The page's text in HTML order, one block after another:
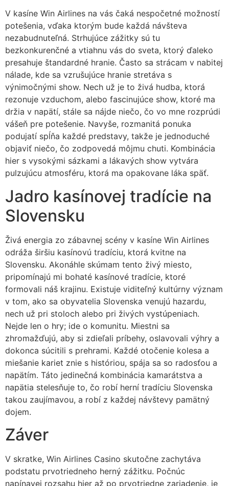
V kasíne Win Airlines na vás čaká nespočetné možností
potešenia, vďaka ktorým bude každá návšteva
nezabudnuteľná. Strhujúce zážitky sú tu
bezkonkurenčné a vtiahnu vás do sveta, ktorý ďaleko
presahuje štandardné hranie. Často sa strácam v nabitej
nálade, kde sa vzrušujúce hranie stretáva s
výnimočnými show. Nech už je to živá hudba, ktorá
rezonuje vzduchom, alebo fascinujúce show, ktoré ma
držia v napätí, stále sa nájde niečo, čo vo mne rozprúdi
vášeň pre potešenie. Navyše, rozmanitá ponuka
podujatí spĺňa každé predstavy, takže je jednoduché
objaviť niečo, čo zodpovedá môjmu chuti. Kombinácia
hier s vysokými sázkami a lákavých show vytvára
pulzujúcu atmosféru, ktorá ma opakovane láka späť.
Jadro kasínovej tradície na
Slovensku
Živá energia zo zábavnej scény v kasíne Win Airlines
odráža širšiu kasínovú tradíciu, ktorá kvitne na
Slovensku. Akonáhle skúmam tento živý miesto,
pripomínajú mi bohaté kasínové tradície, ktoré
formovali náš krajinu. Existuje viditeľný kultúrny význam
v tom, ako sa obyvatelia Slovenska venujú hazardu,
nech už pri stoloch alebo pri živých vystúpeniach.
Nejde len o hry; ide o komunitu. Miestni sa
zhromažďujú, aby si zdieľali príbehy, oslavovali výhry a
dokonca súcitili s prehrami. Každé otočenie kolesa a
miešanie kariet znie s históriou, spája sa so radosťou a
napätím. Táto jedinečná kombinácia kamarátstva a
napätia stelesňuje to, čo robí herní tradíciu Slovenska
takou zaujímavou, a robí z každej návštevy pamätný
dojem.
Záver
V skratke, Win Airlines Casino skutočne zachytáva
podstatu prvotriedneho herný zážitku. Počnúc
napínavej rozsahu hier až po prvotriedne zariadenie, je